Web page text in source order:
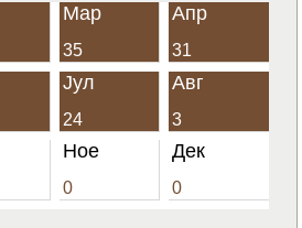
Мар
35
Апр
31
Јул
24
Авг
3
Ное
0
Дек
0